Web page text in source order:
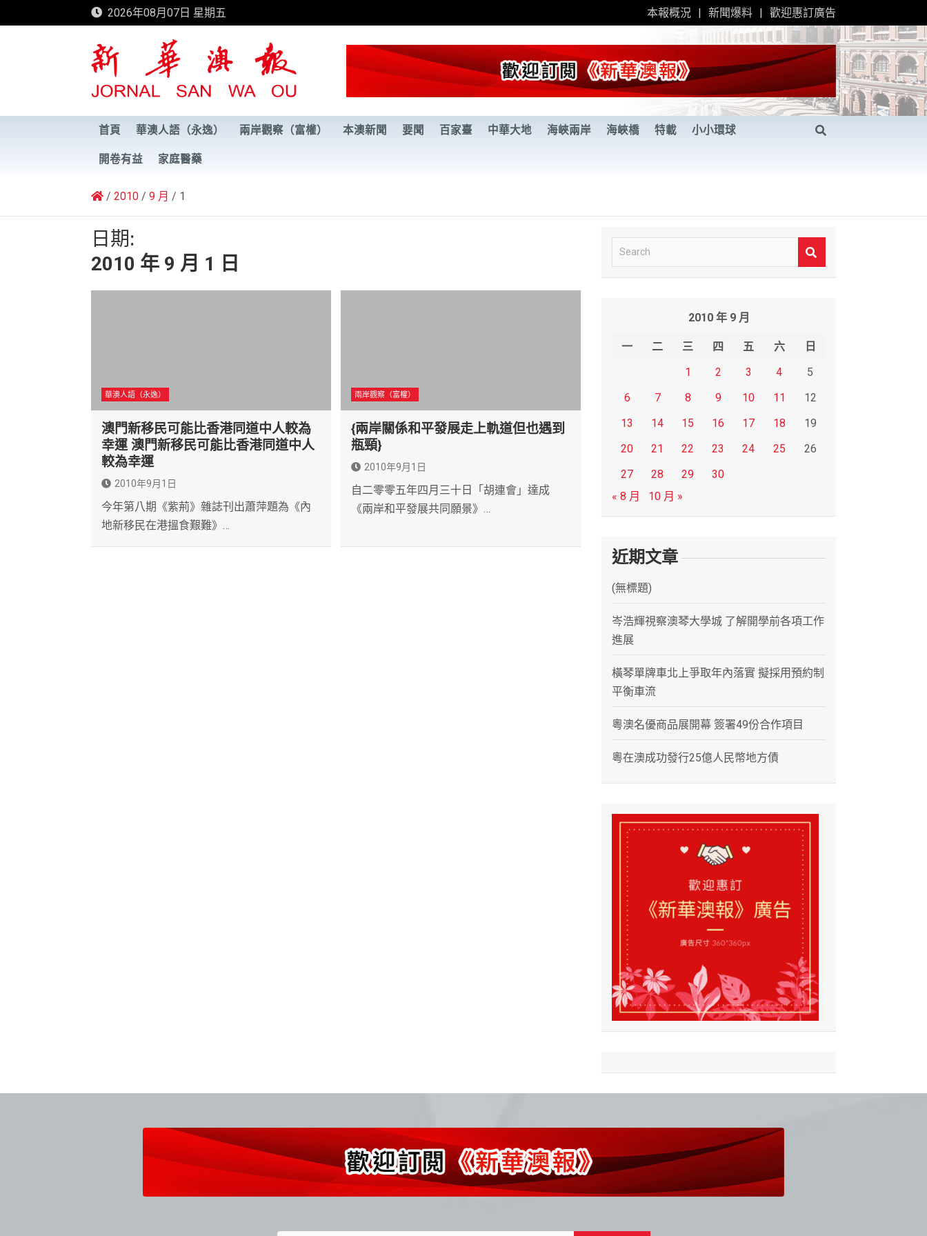
to
2026年08月07日 星期五 本報概況 新聞爆料 歡迎惠訂廣告
新華澳報
首頁 華澳人語（永逸） 兩岸觀察（富權） 本澳新聞 要聞 百家臺 中華大地 海峽兩岸 海峽橋 特載 小小環球
開卷有益 家庭醫藥
2010 9 月 1
日期:
2010 年 9 月 1 日
華澳人語（永逸）
澳門新移民可能比香港同道中人較為
幸運 澳門新移民可能比香港同道中人
較為幸運
2010年9月1日
今年第八期《紫荊》雜誌刊出蕭萍題為《內
地新移民在港搵食艱難》…
兩岸觀察（富權）
{兩岸關係和平發展走上軌道但也遇到
瓶頸}
2010年9月1日
自二零零五年四月三十日「胡連會」達成
《兩岸和平發展共同願景》…
e
2010 年 9 月
一 二 三 四 五 六
日
1
2 3 4
5
6
7 8 9 10 11
12
13
14 15 16 17 18
19
20
21 22 23 24 25
26
27
28 29
30
« 8 月
10 月 »
近期文章
(無標題)
岑浩輝視察澳琴大學城 了解開學前各項工作
進展
橫琴單牌車北上爭取年內落實 擬採用預約制
平衡車流
粵澳名優商品展開幕 簽署49份合作項目
粵在澳成功發行25億人民幣地方債